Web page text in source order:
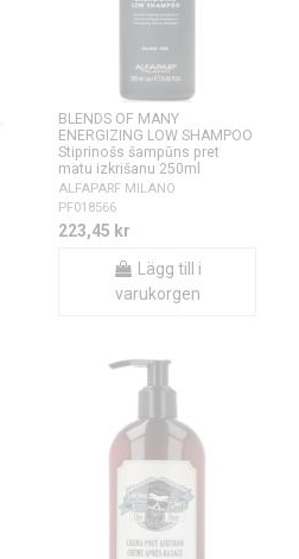
BLENDS OF MANY
ENERGIZING LOW SHAMPOO
Stiprinošs šampūns pret
matu izkrišanu 250ml
ALFAPARF MILANO
PF018566
223,45 kr
Lägg till i
varukorgen